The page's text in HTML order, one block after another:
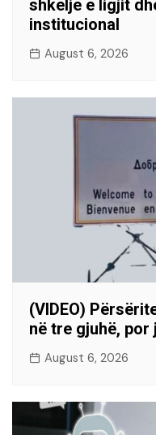
shkelje e ligjit
institucional
August 6, 2026
(VIDEO)
në tre gjuhë, por
August 6, 2026